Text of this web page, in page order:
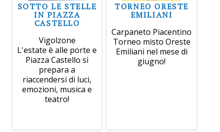
SOTTO LE STELLE
IN PIAZZA
CASTELLO
Vigolzone
L'estate è alle porte e
Piazza Castello si
prepara a
riaccendersi di luci,
emozioni, musica e
teatro!
TORNEO ORESTE
EMILIANI
Carpaneto Piacentino
Torneo misto Oreste
Emiliani nel mese di
giugno!